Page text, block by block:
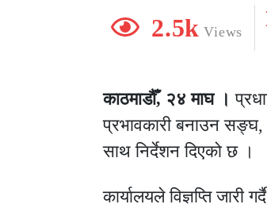
2.5k Views
काठमाडौँ, २४ माघ ।
प्रभावकारी बनाउन
साथ निर्देशन दिएको छ ।
कार्यालयले विज्ञप्ति जारी